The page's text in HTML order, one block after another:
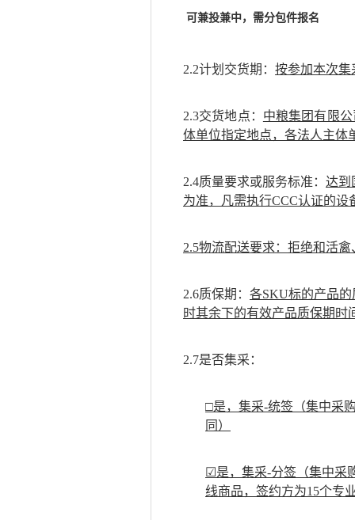
可兼投兼中，需分包件报名
2.2计划交货期： 按参加本次集
2.3交货地点： 中粮集团有限公
体单位指定地点，各法人主体
2.4质量要求或服务标准： 达到
为准，凡需执行CCC认证的设
2.5物流配送要求：拒绝和活
2.6质保期： 各SKU标的产品
时其余下的有效产品质保期时
2.7是否集采：
□是，集采-统签（集中采
同）
☑是，集采-分签（集中采
线商品，签约方为15个专